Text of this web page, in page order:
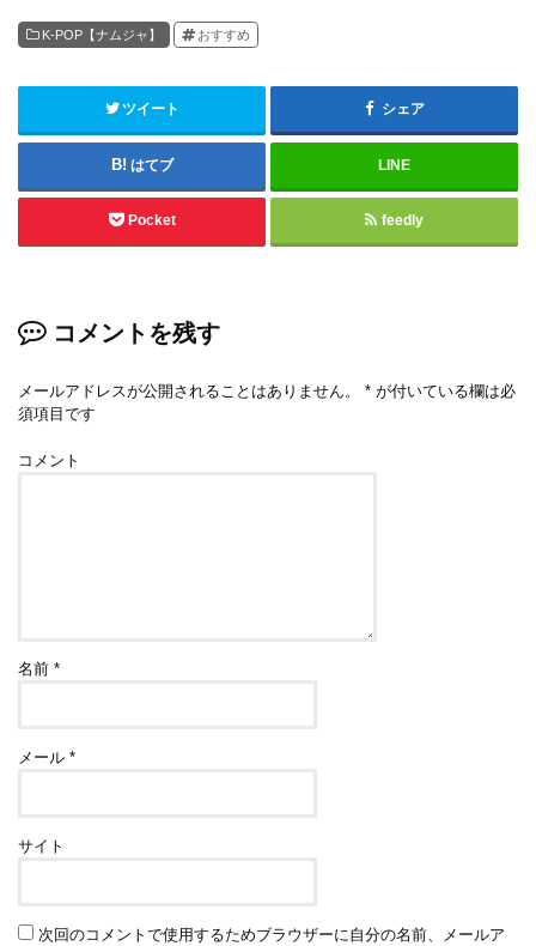
K-POP【ナムジャ】 おすすめ
ツイート シェア
はてブ LINE
Pocket feedly
コメントを残す
メールアドレスが公開されることはありません。 * が付いている欄は必
須項目です
コメント
名前*
メール*
サイト
次回のコメントで使用するためブラウザーに自分の名前、メールア